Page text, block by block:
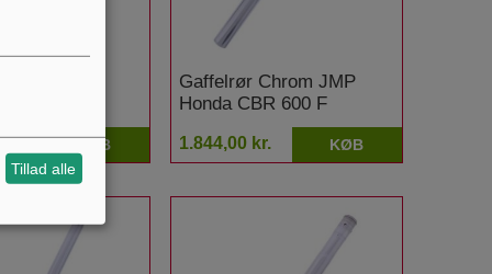
KØB
Gaffelrør Chrom JMP
Honda CBR 600 F
1.844,00 kr. KØB
Tillad alle